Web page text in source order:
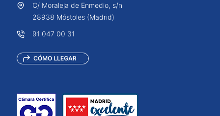
C/ Moraleja de Enmedio, s/n
28938 Móstoles (Madrid)
91 047 00 31